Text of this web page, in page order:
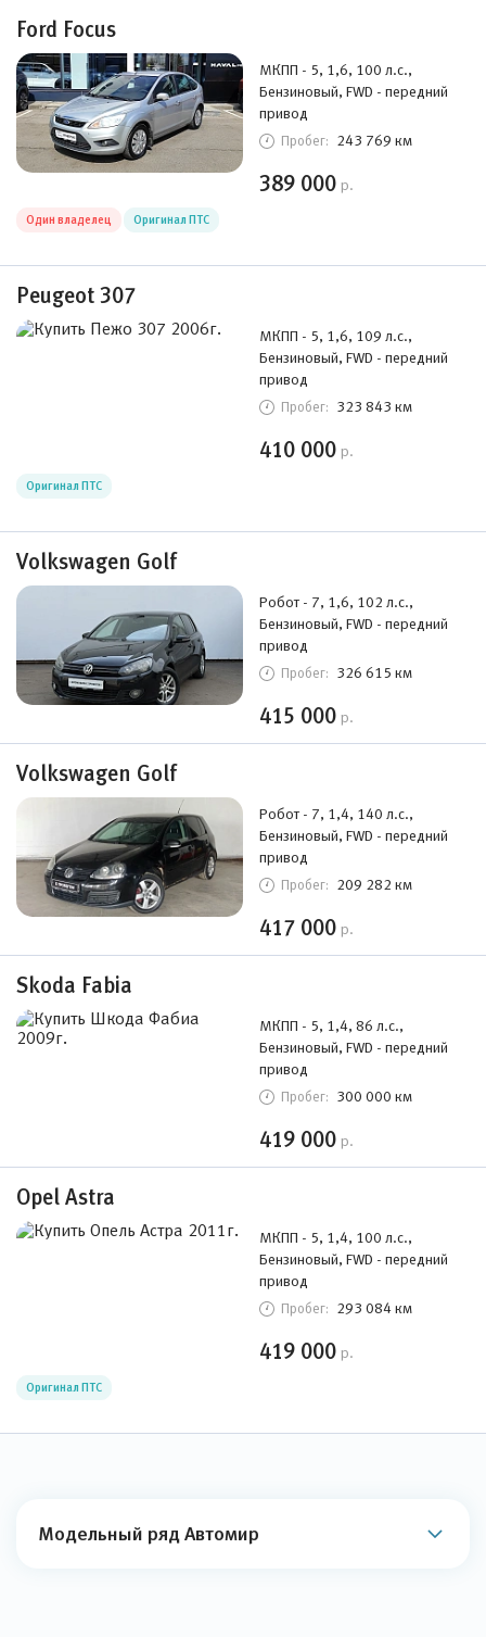
Ford Focus
МКПП - 5, 1,6, 100 л.с.,
Бензиновый, FWD - передний
привод
Пробег: 243 769 км
389 000 р.
Один владелец Оригинал ПТС
Peugeot 307
МКПП - 5, 1,6, 109 л.с.,
Бензиновый, FWD - передний
привод
Пробег: 323 843 км
410 000 р.
Оригинал ПТС
Volkswagen Golf
Робот - 7, 1,6, 102 л.с.,
Бензиновый, FWD - передний
привод
Пробег: 326 615 км
415 000 р.
Volkswagen Golf
Робот - 7, 1,4, 140 л.с.,
Бензиновый, FWD - передний
привод
Пробег: 209 282 км
417 000 р.
Skoda Fabia
МКПП - 5, 1,4, 86 л.с.,
Бензиновый, FWD - передний
привод
Пробег: 300 000 км
419 000 р.
Opel Astra
МКПП - 5, 1,4, 100 л.с.,
Бензиновый, FWD - передний
привод
Пробег: 293 084 км
419 000 р.
Оригинал ПТС
Модельный ряд Автомир